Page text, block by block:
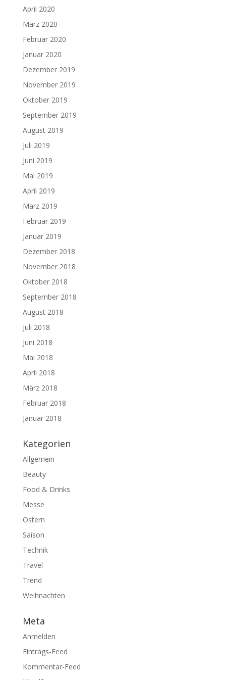
April 2020
März 2020
Februar 2020
Januar 2020
Dezember 2019
November 2019
Oktober 2019
September 2019
August 2019
Juli 2019
Juni 2019
Mai 2019
April 2019
März 2019
Februar 2019
Januar 2019
Dezember 2018
November 2018
Oktober 2018
September 2018
August 2018
Juli 2018
Juni 2018
Mai 2018
April 2018
März 2018
Februar 2018
Januar 2018
Kategorien
Allgemein
Beauty
Food & Drinks
Messe
Ostern
Saison
Technik
Travel
Trend
Weihnachten
Meta
Anmelden
Eintrags-Feed
Kommentar-Feed